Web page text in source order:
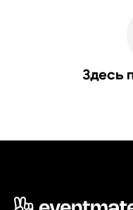
Здесь